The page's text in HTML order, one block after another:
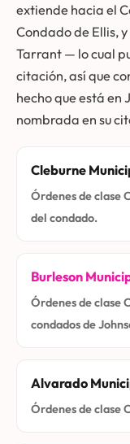
extiende hacia el
Condado de Ellis,
Tarrant — lo cual
citación, así que
hecho que está en
nombrada en su
Cleburne
Órdenes de clase
del condado.
Burleson
Órdenes de clase
condados de
Alvarado
Órdenes de clase